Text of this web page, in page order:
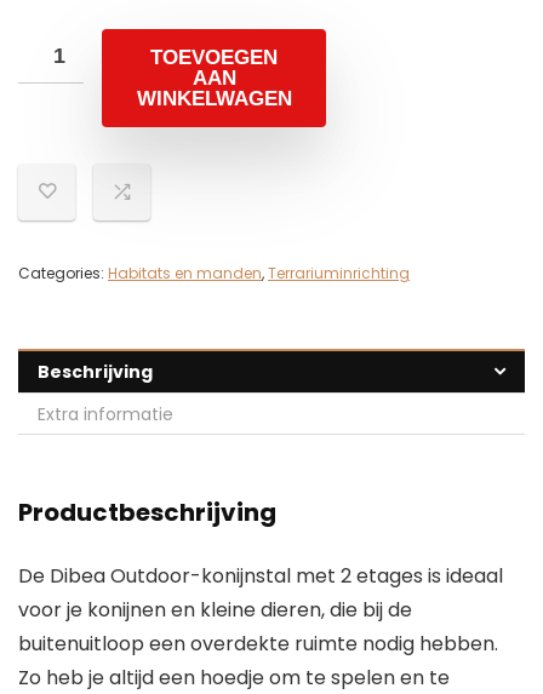
TOEVOEGEN
AAN
WINKELWAGEN
Categories: Habitats en manden,Terrariuminrichting
Beschrijving
Extra informatie
Productbeschrijving
De Dibea Outdoor-konijnstal met 2 etages is ideaal
voor je konijnen en kleine dieren, die bij de
buitenuitloop een overdekte ruimte nodig hebben.
Zo heb je altijd een hoedje om te spelen en te